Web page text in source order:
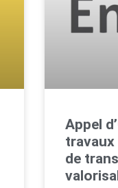
Appel
travaux
de